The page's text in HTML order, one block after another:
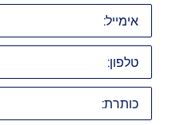
אימייל:
טלפון:
כותרת: